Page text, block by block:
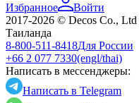
Избранное
Войти
2017-2026 © Decos Co.,
Таиланда
8-800-511-8418Для России
+66 2 077 7330(engl/thai)
Написать в мессенджеры:
Написать в Telegram